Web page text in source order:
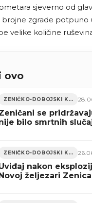
sjeverno od
brojne zgrade potpuno
velike količine
ovo
ZENIČKO-DOBOJSKI KANTON
se
bilo smrtnih
ZENIČKO-DOBOJSKI KANTON
nakon
Novoj željezari Zenica